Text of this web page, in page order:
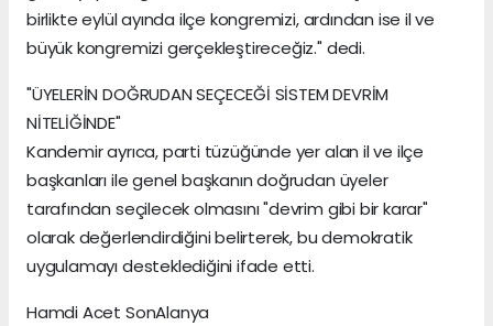
birlikte eylül ayında ilçe kongremizi, ardından ise il ve
büyük kongremizi gerçekleştireceğiz." dedi.
"ÜYELERİN DOĞRUDAN SEÇECEĞİ SİSTEM DEVRİM
NİTELİĞİNDE"
Kandemir ayrıca, parti tüzüğünde yer alan il ve ilçe
başkanları ile genel başkanın doğrudan üyeler
tarafından seçilecek olmasını "devrim gibi bir karar"
olarak değerlendirdiğini belirterek, bu demokratik
uygulamayı desteklediğini ifade etti.
Hamdi Acet SonAlanya